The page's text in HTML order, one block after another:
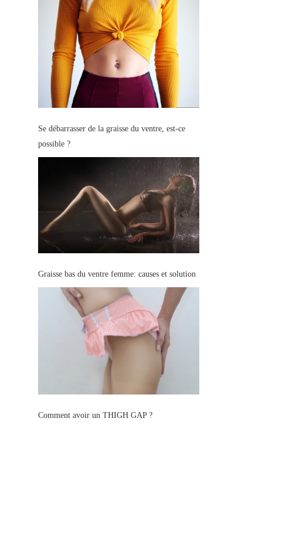
Se débarrasser de la graisse du ventre, est-ce
possible ?
Graisse bas du ventre femme: causes et solution
Comment avoir un THIGH GAP ?